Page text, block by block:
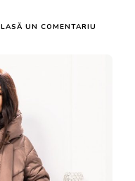
LASĂ UN COMENTARIU